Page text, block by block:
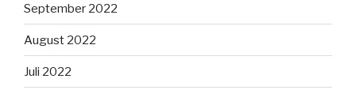
September 2022
August 2022
Juli 2022